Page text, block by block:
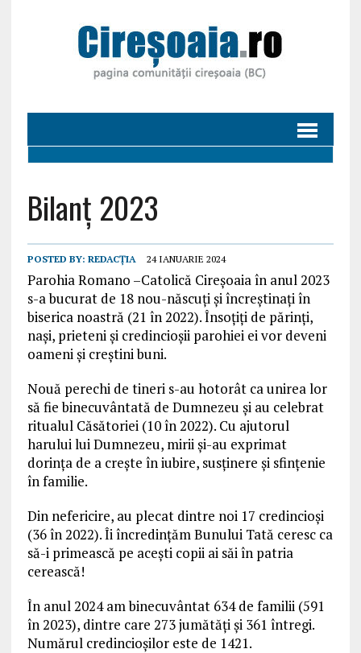
Bilanț 2023
POSTED BY: REDACȚIA 24 IANUARIE 2024
Parohia Romano –Catolică Cireșoaia în anul 2023
s-a bucurat de 18 nou-născuți și încreștinați în
biserica noastră (21 în 2022). Însoțiți de părinți,
nași, prieteni și credincioșii parohiei ei vor deveni
oameni și creștini buni.
Nouă perechi de tineri s-au hotorât ca unirea lor
să fie binecuvântată de Dumnezeu și au celebrat
ritualul Căsătoriei (10 în 2022). Cu ajutorul
harului lui Dumnezeu, mirii și-au exprimat
dorința de a crește în iubire, susținere și sfințenie
în familie.
Din nefericire, au plecat dintre noi 17 credincioși
(36 în 2022). Îi încredințăm Bunului Tată ceresc ca
să-i primească pe acești copii ai săi în patria
cerească!
În anul 2024 am binecuvântat 634 de familii (591
în 2023), dintre care 273 jumătăți și 361 întregi.
Numărul credincioșilor este de 1421.